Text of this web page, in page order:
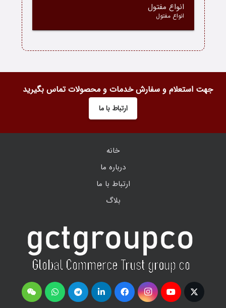
انواع مفتول
انواع مفتول
جهت استعلام و سفارش خدمات و محصولات تماس بگیرید
ارتباط با ما
خانه
درباره ما
ارتباط با ما
بلاگ